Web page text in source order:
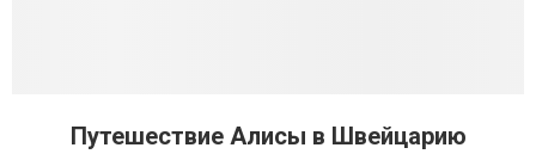
Путешествие Алисы в Швейцарию